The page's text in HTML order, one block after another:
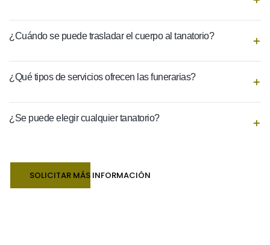
¿Cuándo se puede trasladar el cuerpo al tanatorio?
¿Qué tipos de servicios ofrecen las funerarias?
¿Se puede elegir cualquier tanatorio?
SOLICITAR MÁS INFORMACIÓN